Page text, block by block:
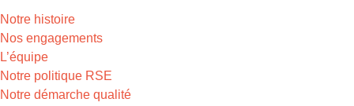
Notre histoire
Nos engagements
L’équipe
Notre politique RSE
Notre démarche qualité